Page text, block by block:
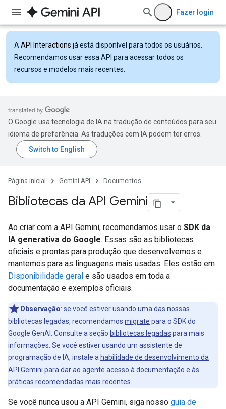
Fazer login
A API Interactions já está disponível para todos os usuários.
Recomendamos usar essa API para acessar todos os
recursos e modelos mais recentes.
O Google usa tecnologia de IA na tradução de conteúdos para seu
idioma de preferência. As traduções com IA podem ter erros.
Página inicial Gemini API Documentos
Bibliotecas da API Gemini
Ao criar com a API Gemini, recomendamos usar o SDK da
IA generativa do Google. Essas são as bibliotecas
oficiais e prontas para produção que desenvolvemos e
mantemos para as linguagens mais usadas. Eles estão em
Disponibilidade geral e são usados em toda a
documentação e exemplos oficiais.
Observação: se você estiver usando uma das nossas
bibliotecas legadas, recomendamos migrate para o SDK do
Google GenAI. Consulte a seção bibliotecas legadas para mais
informações. Se você estiver usando um assistente de
programação de IA, instale a habilidade de desenvolvimento da
API Gemini para dar ao agente acesso à documentação e às
práticas recomendadas mais recentes.
Se você nunca usou a API Gemini, siga nosso guia de